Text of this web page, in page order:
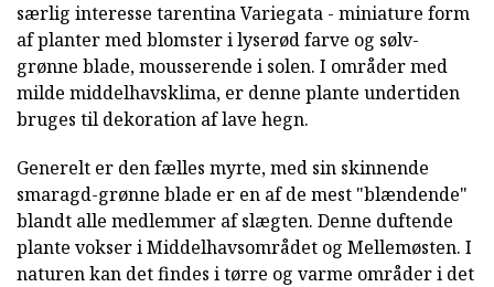
særlig interesse tarentina Variegata - miniature form
af planter med blomster i lyserød farve og sølv-
grønne blade, mousserende i solen. I områder med
milde middelhavsklima, er denne plante undertiden
bruges til dekoration af lave hegn.
Generelt er den fælles myrte, med sin skinnende
smaragd-grønne blade er en af de mest "blændende"
blandt alle medlemmer af slægten. Denne duftende
plante vokser i Middelhavsområdet og Mellemøsten. I
naturen kan det findes i tørre og varme områder i det